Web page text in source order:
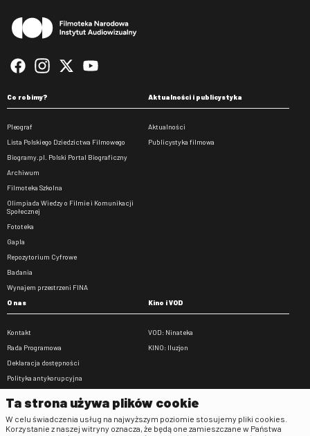
Co robimy?
Pleograf
Lista Polskiego Dziedzictwa Filmowego
Biogramy.pl. Polski Portal Biograficzny
Archiwum
Filmoteka Szkolna
Olimpiada Wiedzy o Filmie i Komunikacji
Społecznej
Fototeka
Gapla
Repozytorium Cyfrowe
Badania
Wynajem przestrzeni FINA
Aktualności i publicystyka
Aktualności
Publicystyka filmowa
O nas
Kontakt
Rada Programowa
Deklaracja dostępności
Polityka antykorupcyjna
Zamówienia publiczne
Praca w FINA
Kino i VOD
VOD: Ninateka
KINO: Iluzjon
Ta strona używa plików cookie
W celu świadczenia usług na najwyższym poziomie stosujemy pliki cookies.
Korzystanie z naszej witryny oznacza, że będą one zamieszczane w Państwa